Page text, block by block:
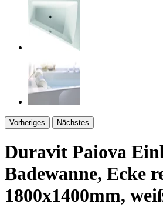
Vorheriges Nächstes
Duravit Paiova
Badewanne, Ecke
1800x1400mm,